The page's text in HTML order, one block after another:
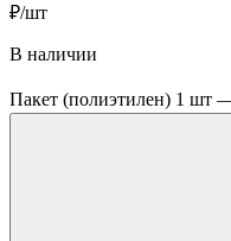
₽/шт
В наличии
Пакет (полиэтилен) 1 шт